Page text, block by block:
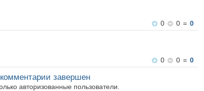
0
0 = 0
0
0 = 0
завершен
авторизованные пользователи.